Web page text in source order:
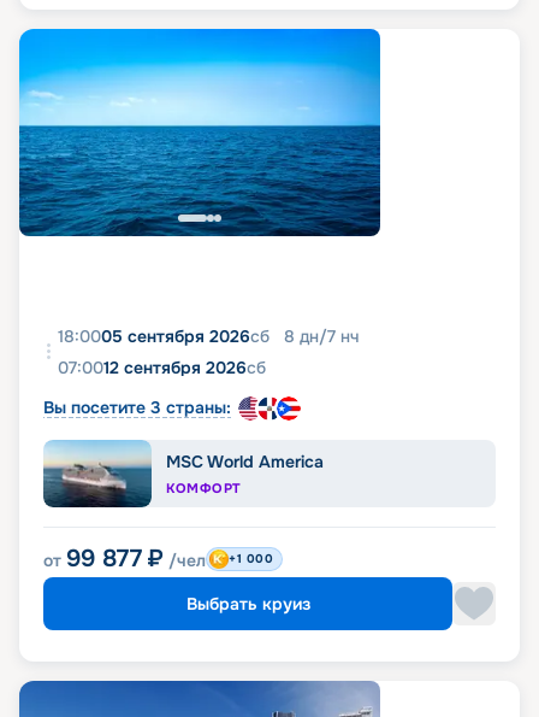
18:0005 сентября 2026сб 8 дн/7 нч
07:0012 сентября 2026сб
Вы посетите 3 страны:
MSC World America
КОМФОРТ
от 99 877 ₽ /чел +1 000
Выбрать круиз